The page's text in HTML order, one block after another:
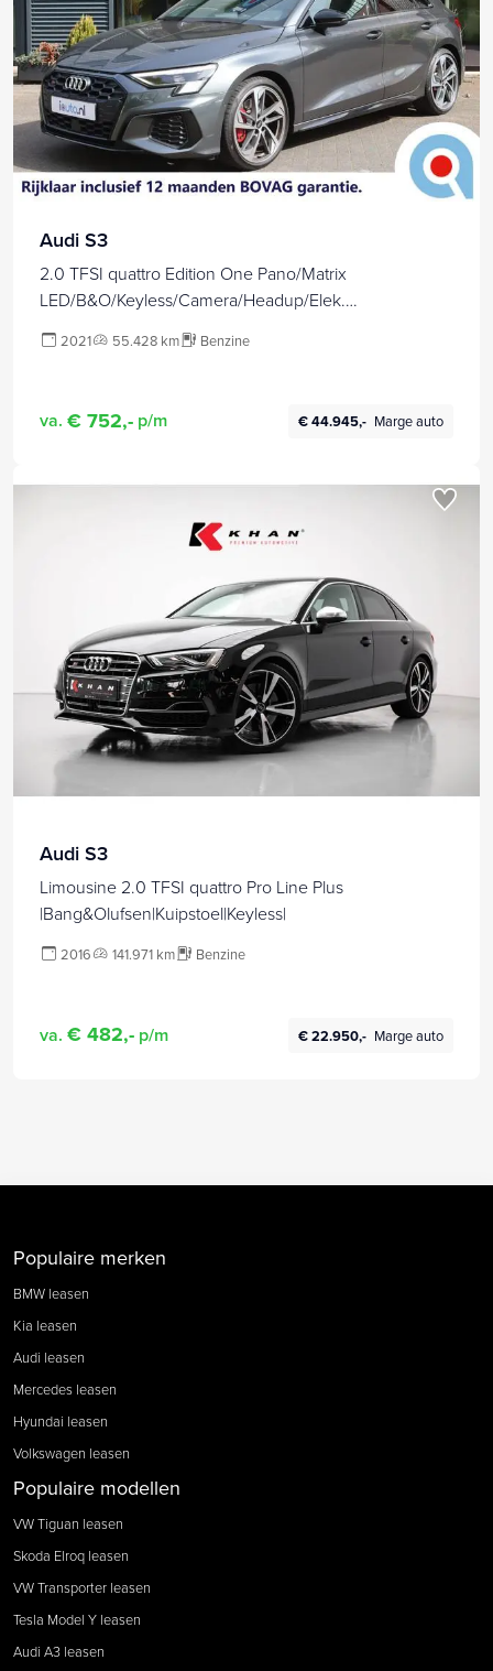
Audi S3
2.0 TFSI quattro Edition One Pano/Matrix
LED/B&O/Keyless/Camera/Headup/Elek.
2021 55.428 km Benzine
va. € 752,- p/m € 44.945,- Marge auto
Audi S3
Limousine 2.0 TFSI quattro Pro Line Plus
|Bang&Olufsen|Kuipstoel|Keyless|
2016 141.971 km Benzine
va. € 482,- p/m € 22.950,- Marge auto
Populaire merken
BMW leasen
Kia leasen
Audi leasen
Mercedes leasen
Hyundai leasen
Volkswagen leasen
Populaire modellen
VW Tiguan leasen
Skoda Elroq leasen
VW Transporter leasen
Tesla Model Y leasen
Audi A3 leasen